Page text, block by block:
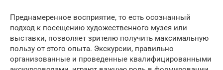
Преднамеренное восприятие, то есть осознанный
подход к посещению художественного музея или
выставки, позволяет зрителю получить максимальную
пользу от этого опыта. Экскурсии, правильно
организованные и проведенные квалифицированными